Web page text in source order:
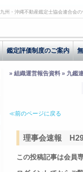
九州・沖縄不動産鑑定士協会連合会
鑑定評価制度のご案内
» 組織運営報告資料 » 九鑑
≪前のページに戻る
理事会速報
この投稿記事は会員